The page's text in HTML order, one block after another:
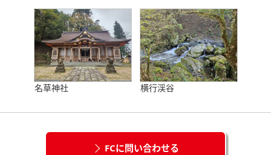
名草神社 横行渓谷
FCに問い合わせる